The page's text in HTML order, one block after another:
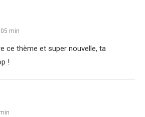
min
ce thème et super nouvelle, ta
!